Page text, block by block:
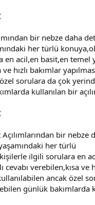
bir nebze daha
her türlü
acil,en basit,en temel
hızlı bakımlar
sorulara da çok
kullanılan bir
bir nebze
her türlü
ilgili sorulara en
cevabı verebilen,kısa ve
ancak özel
günlük bakımlarda